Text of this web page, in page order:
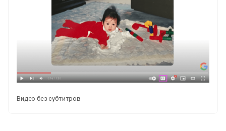
Видео без субтитров